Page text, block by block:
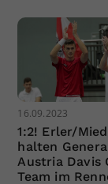
16.09.2023
1:2! Erler/
halten
Austria Davis
Team im